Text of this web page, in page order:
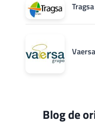
Tragsa
Vaersa
Blog de